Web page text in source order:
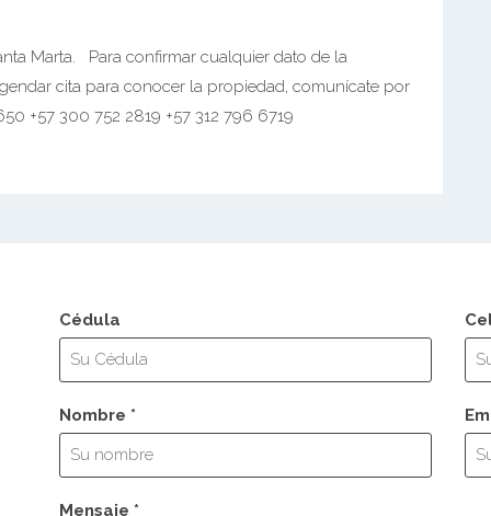
Marta. Para confirmar cualquier dato de la
cita para conocer la propiedad, comunícate por
+57 300 752 2819 +57 312 796 6719
Cédula
Nombre *
Mensaje *